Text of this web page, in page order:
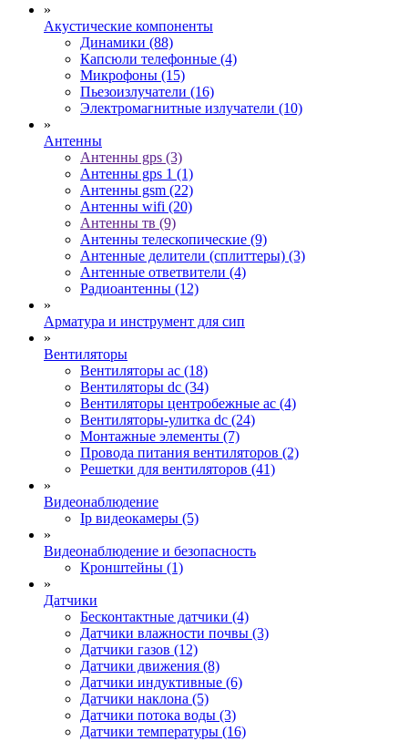
»
Акустические компоненты
Динамики (88)
Капсюли телефонные (4)
Микрофоны (15)
Пьезоизлучатели (16)
Электромагнитные излучатели (10)
»
Антенны
Антенны gps (3)
Антенны gps 1 (1)
Антенны gsm (22)
Антенны wifi (20)
Антенны тв (9)
Антенны телескопические (9)
Антенные делители (сплиттеры) (3)
Антенные ответвители (4)
Радиоантенны (12)
»
Арматура и инструмент для сип
»
Вентиляторы
Вентиляторы ac (18)
Вентиляторы dc (34)
Вентиляторы центробежные ac (4)
Вентиляторы-улитка dc (24)
Монтажные элементы (7)
Провода питания вентиляторов (2)
Решетки для вентиляторов (41)
»
Видеонаблюдение
Ip видеокамеры (5)
»
Видеонаблюдение и безопасность
Кронштейны (1)
»
Датчики
Бесконтактные датчики (4)
Датчики влажности почвы (3)
Датчики газов (12)
Датчики движения (8)
Датчики индуктивные (6)
Датчики наклона (5)
Датчики потока воды (3)
Датчики температуры (16)